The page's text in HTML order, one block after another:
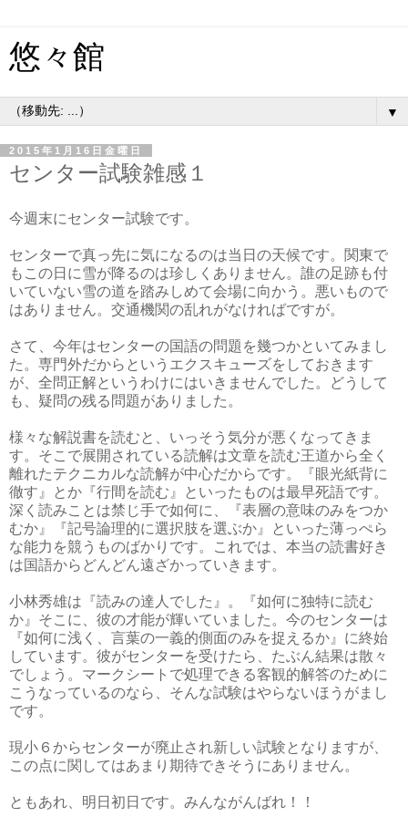
悠々館
▼
2015年1月16日金曜日
センター試験雑感１
今週末にセンター試験です。
センターで真っ先に気になるのは当日の天候です。関東で
もこの日に雪が降るのは珍しくありません。誰の足跡も付
いていない雪の道を踏みしめて会場に向かう。悪いもので
はありません。交通機関の乱れがなければですが。
さて、今年はセンターの国語の問題を幾つかといてみまし
た。専門外だからというエクスキューズをしておきます
が、全問正解というわけにはいきませんでした。どうして
も、疑問の残る問題がありました。
様々な解説書を読むと、いっそう気分が悪くなってきま
す。そこで展開されている読解は文章を読む王道から全く
離れたテクニカルな読解が中心だからです。『眼光紙背に
徹す』とか『行間を読む』といったものは最早死語です。
深く読みことは禁じ手で如何に、『表層の意味のみをつか
むか』『記号論理的に選択肢を選ぶか』といった薄っぺら
な能力を競うものばかりです。これでは、本当の読書好き
は国語からどんどん遠ざかっていきます。
小林秀雄は『読みの達人でした』。『如何に独特に読む
か』そこに、彼の才能が輝いていました。今のセンターは
『如何に浅く、言葉の一義的側面のみを捉えるか』に終始
しています。彼がセンターを受けたら、たぶん結果は散々
でしょう。マークシートで処理できる客観的解答のために
こうなっているのなら、そんな試験はやらないほうがまし
です。
現小６からセンターが廃止され新しい試験となりますが、
この点に関してはあまり期待できそうにありません。
ともあれ、明日初日です。みんながんばれ！！